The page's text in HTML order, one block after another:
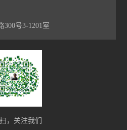
300号3-1201室
，关注我们